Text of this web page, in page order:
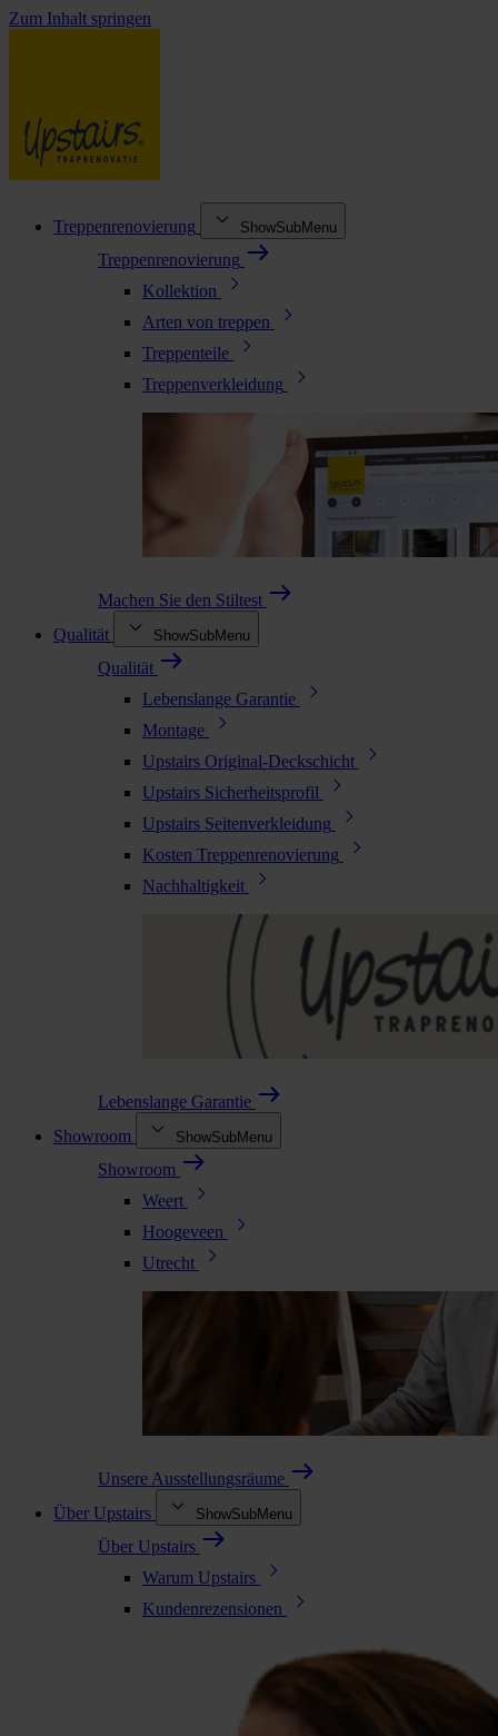
Zum Inhalt springen
Treppenrenovierung ShowSubMenu
Treppenrenovierung
Kollektion
Arten von treppen
Treppenteile
Treppenverkleidung
Machen Sie den Stiltest
Qualität
ShowSubMenu
Qualität
Lebenslange Garantie
Montage
Upstairs Original-Deckschicht
Upstairs Sicherheitsprofil
Upstairs Seitenverkleidung
Kosten Treppenrenovierung
Nachhaltigkeit
Lebenslange Garantie
Showroom
ShowSubMenu
Showroom
Weert
Hoogeveen
Utrecht
Unsere Ausstellungsräume
Über Upstairs
ShowSubMenu
Über Upstairs
Warum Upstairs
Kundenrezensionen